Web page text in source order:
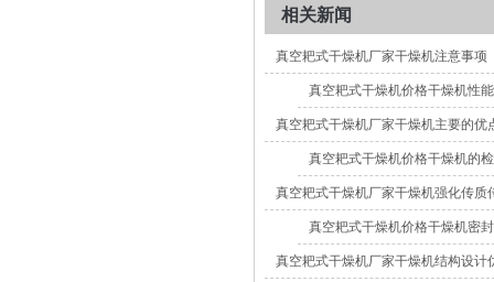
相关新闻
真空耙式干燥机厂家干燥机注意事项
真空耙式干燥机价格干燥机性
真空耙式干燥机厂家干燥机主要的优
真空耙式干燥机价格干燥机的
真空耙式干燥机厂家干燥机强化传质
真空耙式干燥机价格干燥机密
真空耙式干燥机厂家干燥机结构设计